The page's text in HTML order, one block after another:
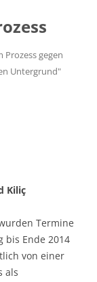
Prozess gegen
Untergrund"
Kiliç
Termine
bis Ende 2014
von einer
als